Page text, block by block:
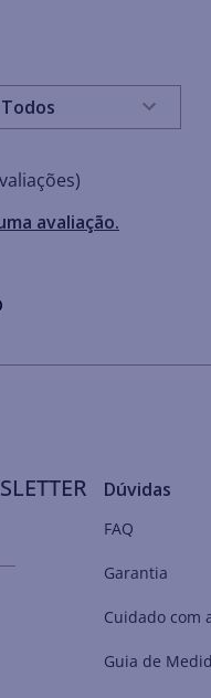
avaliação.
Todos
Dúvidas
FAQ
Garantia
Cuidado com
Guia de